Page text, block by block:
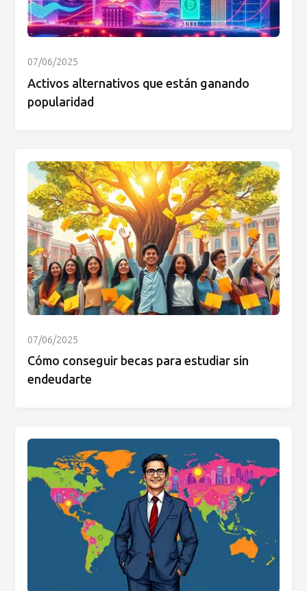
07/06/2025
Activos alternativos que están ganando
popularidad
07/06/2025
Cómo conseguir becas para estudiar sin
endeudarte